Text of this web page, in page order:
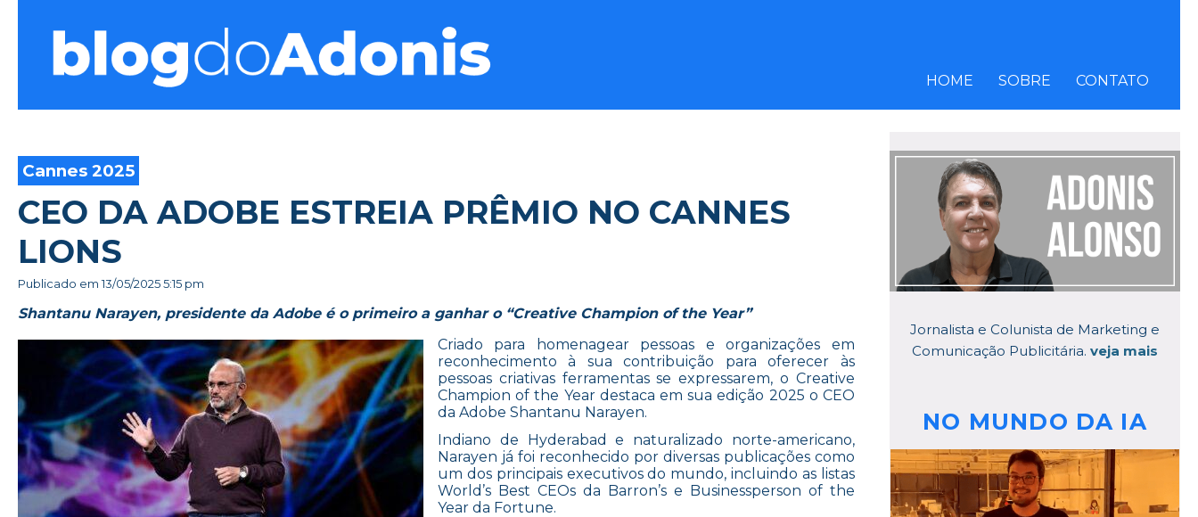
Blog do Adonis
HOME SOBRE CONTATO
Cannes 2025
CEO DA ADOBE ESTREIA PRÊMIO NO CANNES
LIONS
Publicado em13/05/2025 5:15 pm
Shantanu Narayen, presidente da Adobe é o primeiro a ganhar o “Creative Champion of the Year”
Criado para homenagear pessoas e organizações em
reconhecimento à sua contribuição para oferecer às
pessoas criativas ferramentas se expressarem, o Creative
Champion of the Year destaca em sua edição 2025 o CEO
da Adobe Shantanu Narayen.
Indiano de Hyderabad e naturalizado norte-americano,
Narayen já foi reconhecido por diversas publicações como
um dos principais executivos do mundo, incluindo as listas
World’s Best CEOs da Barron’s e Businessperson of the
Year da Fortune.
Jornalista e Colunista de Marketing e
Comunicação Publicitária. veja mais
NO MUNDO DA IA